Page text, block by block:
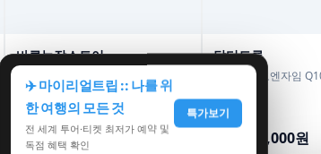
바른농장스토어
바른농장 유기농 국산 브로콜리 양배
추즙 30포, 1개
56,400원
39%34,600원
닥터트루
닥터트루 코엔자임
260,000원
144,000원
✈️ 마이리얼트립 :: 나를 위
한 여행의 모든 것
전 세계 투어·티켓 최저가 예약 및
독점 혜택 확인
특가보기